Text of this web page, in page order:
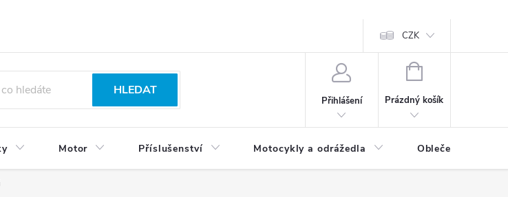
údajů CZK
HLEDAT
Přihlášení
NÁKUPNÍ
Prázdný košík
Motor Příslušenství Motocykly a odrážedla Oblečení a